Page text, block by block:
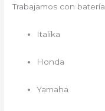
Trabajamos con
Italika
Honda
Yamaha